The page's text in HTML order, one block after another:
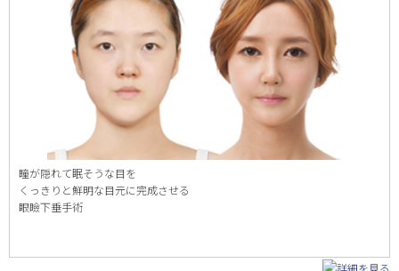
瞳が隠れて眠そうな目を
くっきりと鮮明な目元に完成させる
眼瞼下垂手術